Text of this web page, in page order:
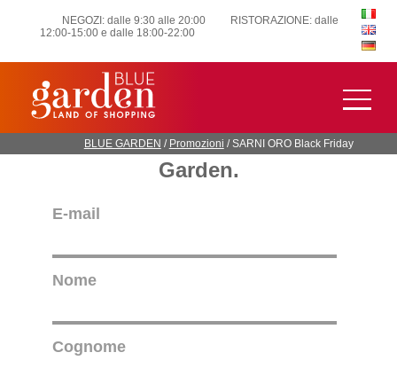
NEGOZI: dalle 9:30 alle 20:00
RISTORAZIONE: dalle
12:00-15:00 e dalle 18:00-22:00
BLUE GARDEN / Promozioni /SARNI ORO Black Friday
Iscriviti alla newsletter per
rimanere sempre aggiornato
con le ultime novità di Blue
Garden.
E-mail
Nome
Cognome